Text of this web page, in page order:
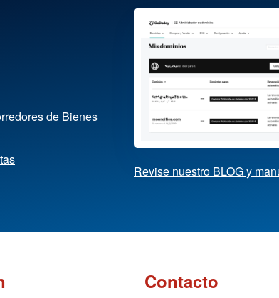
de Bienes
Revise nuestro BLOG y
Contacto